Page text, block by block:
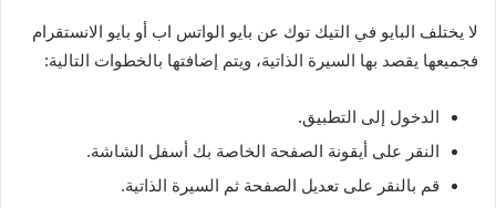
لا يختلف البايو في التيك توك عن بايو الواتس اب أو بايو الانستقرام
فجميعها يقصد بها السيرة الذاتية، ويتم إضافتها بالخطوات التالية:
الدخول إلى التطبيق.
النقر على أيقونة الصفحة الخاصة بك أسفل الشاشة.
قم بالنقر على تعديل الصفحة ثم السيرة الذاتية.